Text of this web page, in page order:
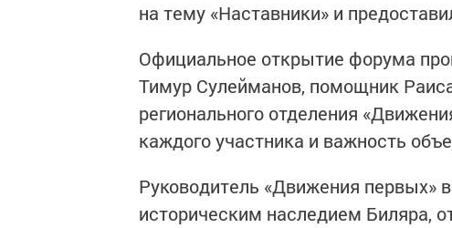
на тему «Наставники» и
Официальное открытие форума
Тимур Сулейманов, помощник
регионального отделения
каждого участника и важность
Руководитель «Движения первых»
историческим наследием Биляра,